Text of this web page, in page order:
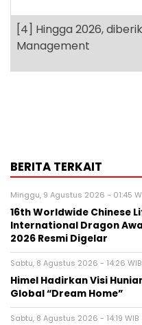
[4] Hingga 2026,
Management
BERITA TERKAIT
Minggu, 9 Agustus 2026 - 01:45
16th Worldwide Chinese
International Dragon
2026 Resmi Digelar
Sabtu, 8 Agustus 2026 - 14:26 WIB
Himel Hadirkan Visi
Global “Dream Home”
Sabtu, 8 Agustus 2026 - 14:19 WIB